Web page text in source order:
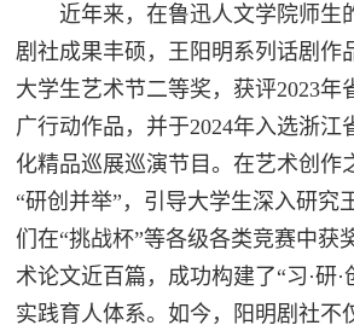
近年来，在鲁迅人文学院师生
剧社成果丰硕，王阳明系列话剧作
大学生艺术节二等奖，获评2023年
广行动作品，并于2024年入选浙江
化精品巡展巡演节目。在艺术创作
“研创并举”，引导大学生深入研究
们在“挑战杯”等各级各类竞赛中获
术论文近百篇，成功构建了“习·研·
实践育人体系。如今，阳明剧社不